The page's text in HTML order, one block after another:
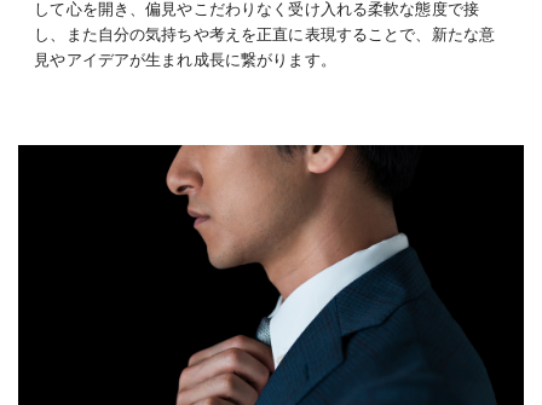
して心を開き、偏見やこだわりなく受け入れる柔軟な態度で接
し、また自分の気持ちや考えを正直に表現することで、新たな意
見やアイデアが生まれ成長に繋がります。